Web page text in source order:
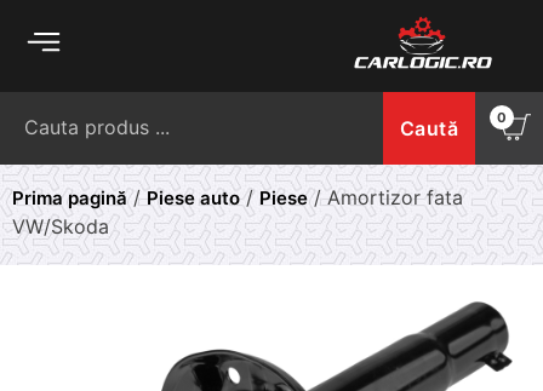
Caută 0
Prima pagină/Piese auto/ Piese/ Amortizor fata
VW/Skoda